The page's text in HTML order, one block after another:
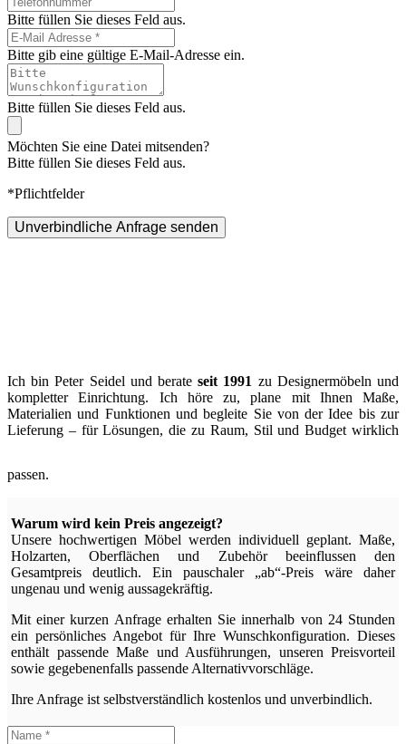
Bitte füllen Sie dieses Feld aus.
Bitte gib eine gültige E-Mail-Adresse ein.
Bitte füllen Sie dieses Feld aus.
Möchten Sie eine Datei mitsenden?
Bitte füllen Sie dieses Feld aus.
*Pflichtfelder
Unverbindliche Anfrage senden
Ich bin Peter Seidel und berateseit 1991 zu Designermöbeln und
kompletter Einrichtung. Ich höre zu, plane mit Ihnen Maße,
Materialien und Funktionen und begleite Sie von der Idee bis zur
Lieferung – für Lösungen, die zu Raum, Stil und Budget wirklich
passen.
Warum wird kein Preis angezeigt?
Unsere hochwertigen Möbel werden individuell geplant. Maße,
Holzarten, Oberflächen und Zubehör beeinflussen den
Gesamtpreis deutlich. Ein pauschaler „ab“-Preis wäre daher
ungenau und wenig aussagekräftig.
Mit einer kurzen Anfrage erhalten Sie innerhalb von 24 Stunden
ein persönliches Angebot für Ihre Wunschkonfiguration. Dieses
enthält passende Maße und Ausführungen, unseren Preisvorteil
sowie gegebenenfalls passende Alternativvorschläge.
Ihre Anfrage ist selbstverständlich kostenlos und unverbindlich.